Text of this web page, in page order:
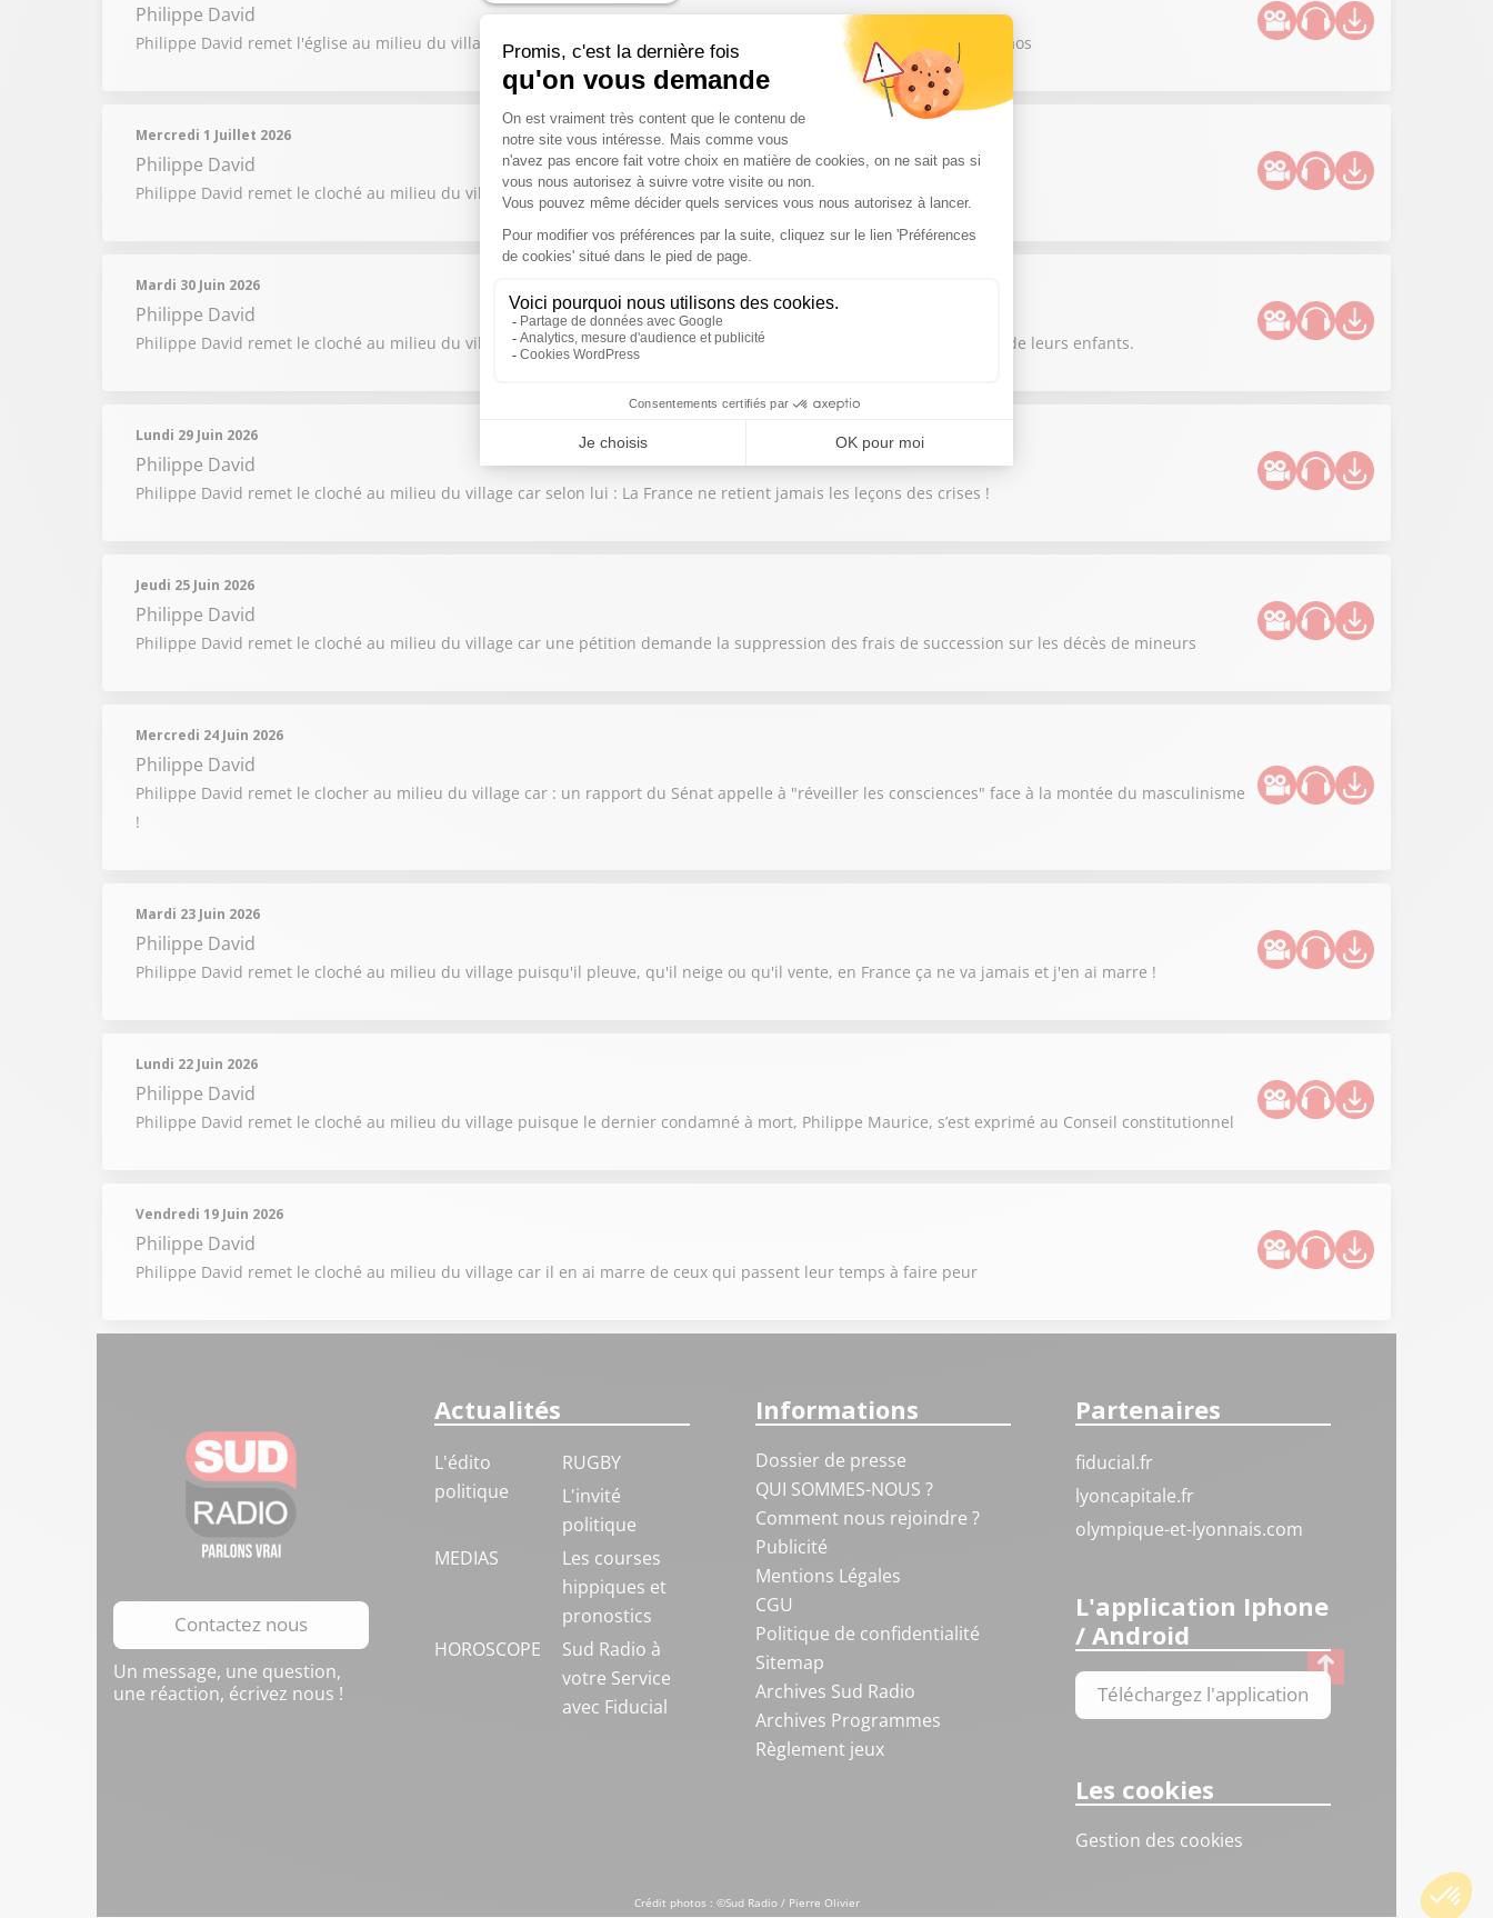
Philippe David
Philippe David remet l'église au milieu du village puisque la vente de climatiseurs et ventilateurs chez Lidl vire au chaos
Mercredi 1 Juillet 2026
Philippe David
Philippe David remet le cloché au milieu du village car il en a marre de ceux qui tapent sur le foot en permanence !
Mardi 30 Juin 2026
Philippe David
Philippe David remet le cloché au milieu du village au sujet de la promesse de Gabriel Attal aux Français sur l'avenir de leurs enfants.
Lundi 29 Juin 2026
Philippe David
Philippe David remet le cloché au milieu du village car selon lui : La France ne retient jamais les leçons des crises !
Jeudi 25 Juin 2026
Philippe David
Philippe David remet le cloché au milieu du village car une pétition demande la suppression des frais de succession sur les décès de mineurs
Mercredi 24 Juin 2026
Philippe David
Philippe David remet le clocher au milieu du village car : un rapport du Sénat appelle à "réveiller les consciences" face à la montée du masculinisme
!
Mardi 23 Juin 2026
Philippe David
Philippe David remet le cloché au milieu du village puisqu'il pleuve, qu'il neige ou qu'il vente, en France ça ne va jamais et j'en ai marre !
Lundi 22 Juin 2026
Philippe David
Philippe David remet le cloché au milieu du village puisque le dernier condamné à mort, Philippe Maurice, s’est exprimé au Conseil constitutionnel
Vendredi 19 Juin 2026
Philippe David
Philippe David remet le cloché au milieu du village car il en ai marre de ceux qui passent leur temps à faire peur
Contactez nous
Un message, une question,
une réaction, écrivez nous !
Actualités
L'édito
politique
RUGBY
L'invité
politique
MEDIAS
Les courses
hippiques et
pronostics
HOROSCOPE
Sud Radio à
votre Service
avec Fiducial
Informations
Dossier de presse
QUI SOMMES-NOUS ?
Comment nous rejoindre ?
Publicité
Mentions Légales
CGU
Politique de confidentialité
Sitemap
Archives Sud Radio
Archives Programmes
Règlement jeux
Partenaires
fiducial.fr
lyoncapitale.fr
olympique-et-lyonnais.com
L'application Iphone
/ Android
Téléchargez l'application
Les cookies
Gestion des cookies
Crédit photos : ©Sud Radio / Pierre Olivier